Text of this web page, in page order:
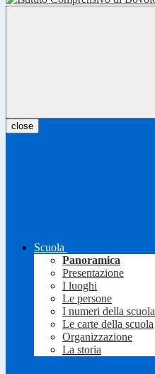
close
Scuola
Panoramica
Presentazione
I luoghi
Le persone
I numeri della scuola
Le carte della scuola
Organizzazione
La storia